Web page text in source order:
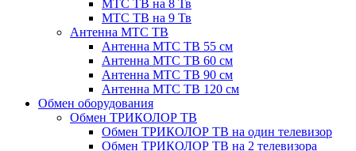
МТС ТВ на 8 Тв
МТС ТВ на 9 Тв
Антенна МТС ТВ
Антенна МТС ТВ 55 см
Антенна МТС ТВ 60 см
Антенна МТС ТВ 90 см
Антенна МТС ТВ 120 см
Обмен оборудования
Обмен ТРИКОЛОР ТВ
Обмен ТРИКОЛОР ТВ на один телевизор
Обмен ТРИКОЛОР ТВ на 2 телевизора